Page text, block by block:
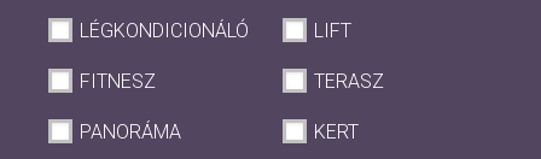
LÉGKONDICIONÁLÓ LIFT
FITNESZ TERASZ
PANORÁMA KERT